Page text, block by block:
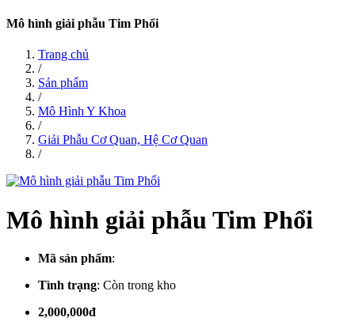
Mô hình giải phẫu Tim Phổi
Trang chủ
/
Sản phẩm
/
Mô Hình Y Khoa
/
Giải Phẫu Cơ Quan, Hệ Cơ Quan
/
Mô hình giải phẫu Tim Phổi
Mã sản phẩm:
Tình trạng: Còn trong kho
2,000,000đ